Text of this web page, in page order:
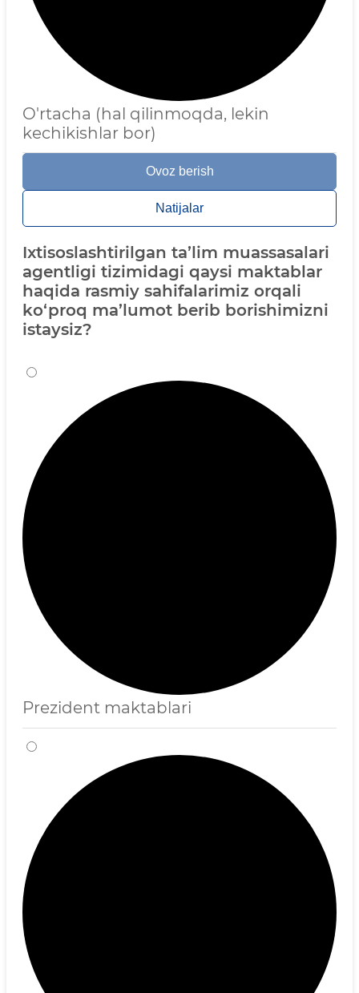
O'rtacha (hal qilinmoqda, lekin
kechikishlar bor)
Ovoz berish
Natijalar
Ixtisoslashtirilgan ta’lim muassasalari
agentligi tizimidagi qaysi maktablar
haqida rasmiy sahifalarimiz orqali
ko‘proq ma’lumot berib borishimizni
istaysiz?
Prezident maktablari